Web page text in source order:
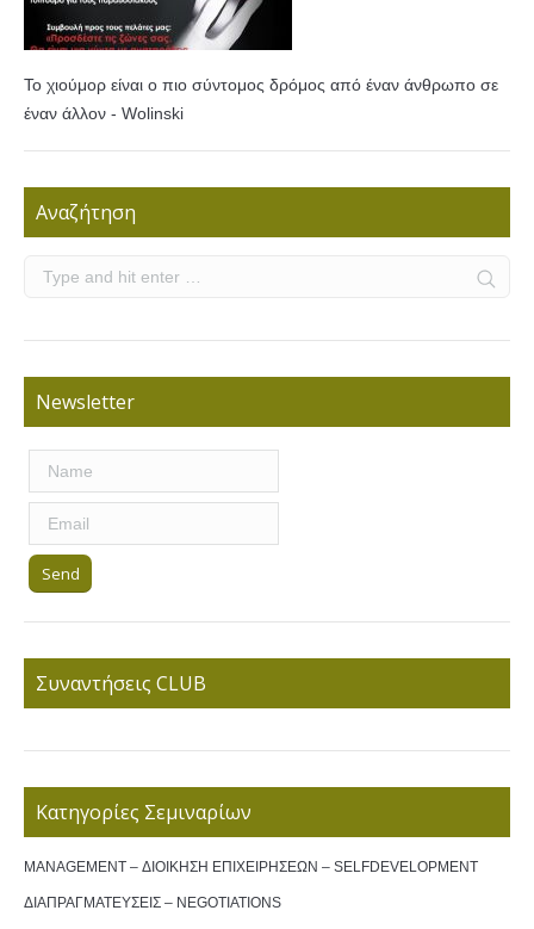
Το χιούμορ είναι ο πιο σύντομος δρόμος από έναν άνθρωπο σε
έναν άλλον - Wolinski
Αναζήτηση
Newsletter
Συναντήσεις CLUB
Κατηγορίες Σεμιναρίων
MANAGEMENT – ΔΙΟΙΚΗΣΗ ΕΠΙΧΕΙΡΗΣΕΩΝ – SELFDEVELOPMENT
ΔΙΑΠΡΑΓΜΑΤΕΥΣΕΙΣ – NEGOTIATIONS